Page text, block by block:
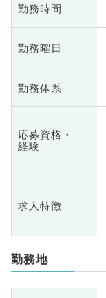
勤務時間
勤務曜日
勤務体系
応募資格・
経験
求人特徴
勤務地